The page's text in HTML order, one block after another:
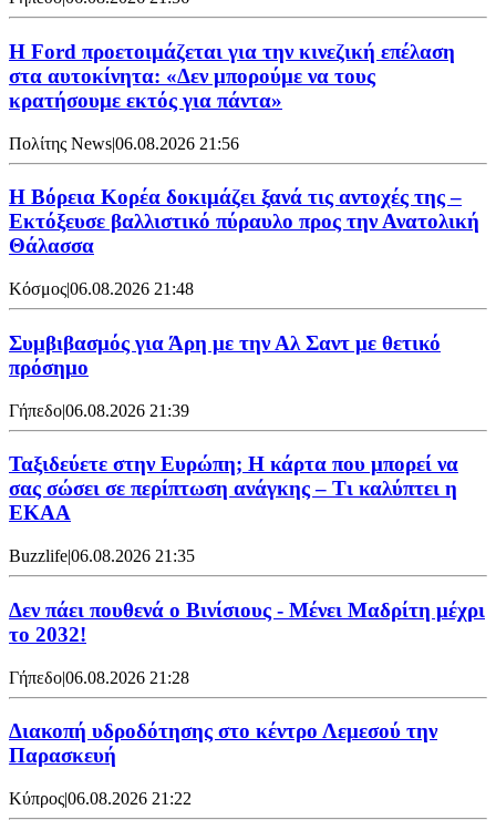
Η Ford προετοιμάζεται για την κινεζική επέλαση
στα αυτοκίνητα: «Δεν μπορούμε να τους
κρατήσουμε εκτός για πάντα»
Πολίτης News|06.08.2026 21:56
Η Βόρεια Κορέα δοκιμάζει ξανά τις αντοχές της –
Εκτόξευσε βαλλιστικό πύραυλο προς την Ανατολική
Θάλασσα
Κόσμος|06.08.2026 21:48
Συμβιβασμός για Άρη με την Αλ Σαντ με θετικό
πρόσημο
Γήπεδο|06.08.2026 21:39
Ταξιδεύετε στην Ευρώπη; Η κάρτα που μπορεί να
σας σώσει σε περίπτωση ανάγκης – Τι καλύπτει η
ΕΚΑΑ
Buzzlife|06.08.2026 21:35
Δεν πάει πουθενά ο Βινίσιους - Μένει Μαδρίτη μέχρι
το 2032!
Γήπεδο|06.08.2026 21:28
Διακοπή υδροδότησης στο κέντρο Λεμεσού την
Παρασκευή
Κύπρος|06.08.2026 21:22